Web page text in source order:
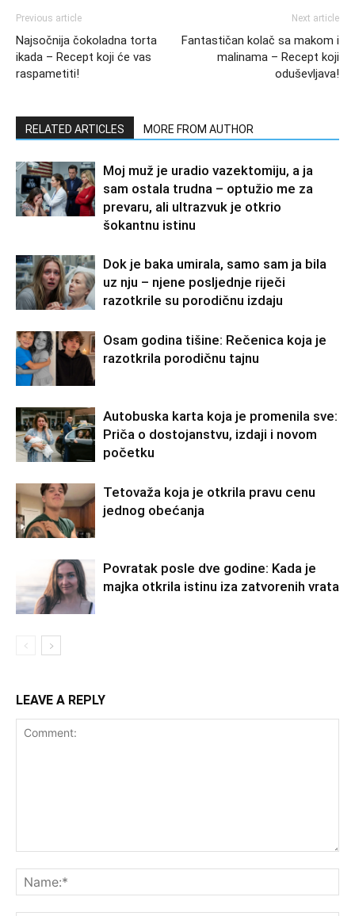
Previous article
Najsočnija čokoladna torta
ikada – Recept koji će vas
raspametiti!
Next article
Fantastičan kolač sa makom i
malinama – Recept koji
oduševljava!
RELATED ARTICLES MORE FROM AUTHOR
Moj muž je uradio vazektomiju, a ja
sam ostala trudna – optužio me za
prevaru, ali ultrazvuk je otkrio
šokantnu istinu
Dok je baka umirala, samo sam ja bila
uz nju – njene posljednje riječi
razotkrile su porodičnu izdaju
Osam godina tišine: Rečenica koja je
razotkrila porodičnu tajnu
Autobuska karta koja je promenila sve:
Priča o dostojanstvu, izdaji i novom
početku
Tetovaža koja je otkrila pravu cenu
jednog obećanja
Povratak posle dve godine: Kada je
majka otkrila istinu iza zatvorenih vrata
LEAVE A REPLY